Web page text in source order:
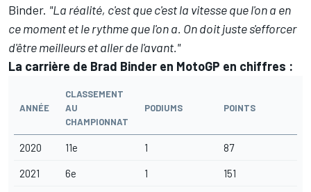
Binder. "La réalité, c'est que c'est la vitesse que l'on a en
ce moment et le rythme que l'on a. On doit juste s'efforcer
d'être meilleurs et aller de l'avant."
La carrière de Brad Binder en MotoGP en chiffres :
ANNÉE
CLASSEMENT
AU
CHAMPIONNAT
PODIUMS POINTS
2020 11e 1 87
2021 6e 1 151